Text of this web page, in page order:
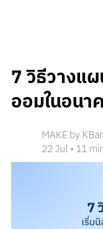
7 วิธีวางแ
ออมในอนา
MAKE by
22 Jul • 11